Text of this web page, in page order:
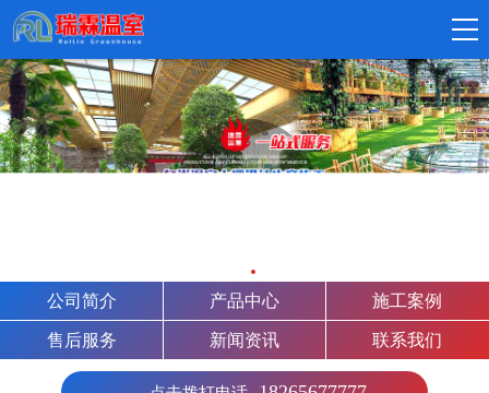
公司简介 产品中心 施工案例
售后服务 新闻资讯 联系我们